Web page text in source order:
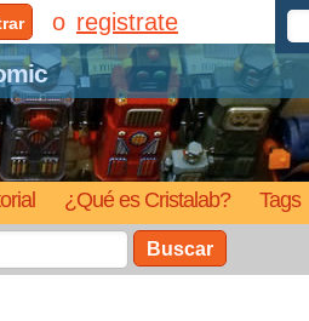
¿Qué es Cristalab? Tags
registrate
Buscar